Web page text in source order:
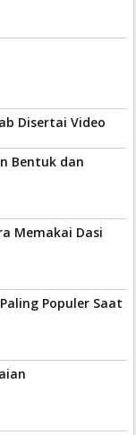
Disertai Video
Bentuk dan
Memakai Dasi
Populer Saat